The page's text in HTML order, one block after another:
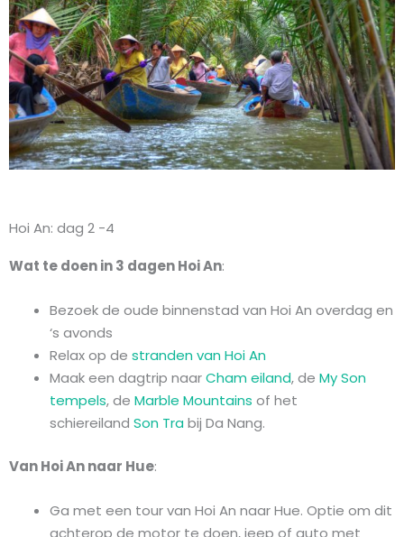
Hoi An: dag 2 -4
Wat te doen in 3 dagen Hoi An:
Bezoek de oude binnenstad van Hoi An overdag en
‘s avonds
Relax op de stranden van Hoi An
Maak een dagtrip naarCham eiland, de My Son
tempels, de Marble Mountains of het
schiereiland Son Tra bij Da Nang.
Van Hoi An naar Hue:
Ga met een tour van Hoi An naar Hue. Optie om dit
achterop de motor te doen, jeep of auto met